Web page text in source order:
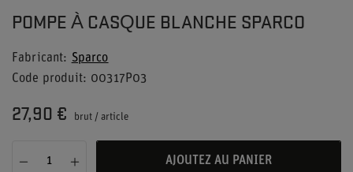
POMPE À CASQUE BLANCHE SPARCO
Fabricant
Sparco
Code produit
00317P03
27,90 € brut / article
AJOUTEZ AU PANIER